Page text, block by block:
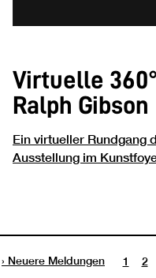
Virtuelle
Ralph Gibson
Ein virtueller Rundgang
Ausstellung im
Neuere Meldungen 1 2